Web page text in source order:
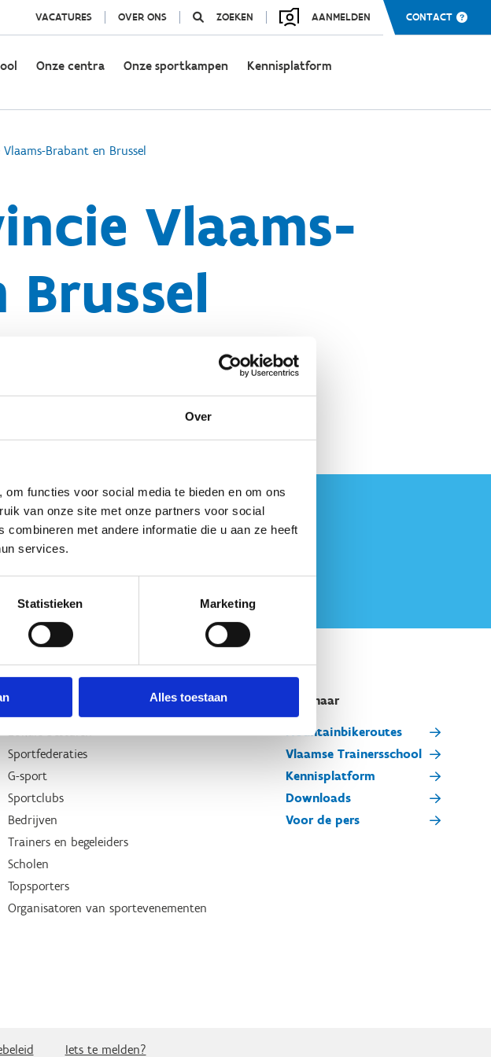
Over
functies voor social media te bieden en om ons
van onze site met onze partners voor social
met andere informatie die u aan ze heeft
services.
Statistieken Marketing
Alles toestaan
VACATURES OVER ONS ZOEKEN AANMELDEN CONTACT
Onze centra Onze sportkampen Kennisplatform
Brabant en Brussel
Vlaams-
Brussel
Wij ondersteunen
Lokale besturen
Sportfederaties
G-sport
Sportclubs
Bedrijven
Trainers en begeleiders
Scholen
Topsporters
Organisatoren van sportevenementen
Snel naar
Mountainbikeroutes
Vlaamse Trainersschool
Kennisplatform
Downloads
Voor de pers
Iets te melden?